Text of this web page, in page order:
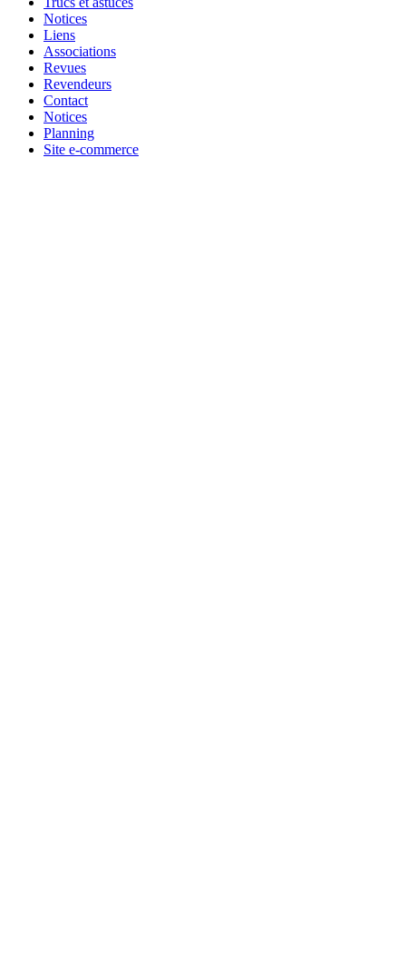
Notices
Liens
Associations
Revues
Revendeurs
Contact
Notices
Planning
Site e-commerce